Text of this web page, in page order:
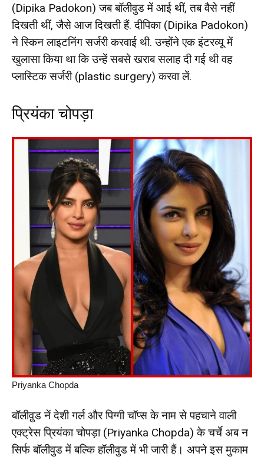
(Dipika Padokon) जब बॉलीवुड में आई थीं, तब वैसे नहीं
दिखती थीं, जैसे आज दिखती हैं. दीपिका (Dipika Padokon)
ने स्किन लाइटनिंग सर्जरी करवाई थी. उन्होंने एक इंटरव्यू में
खुलासा किया था कि उन्हें सबसे खराब सलाह दी गई थी वह
प्लास्टिक सर्जरी (plastic surgery) करवा लें.
प्रियंका चोपड़ा
Priyanka Chopda
बॉलीवु़ड नें देशी गर्ल और पिग्गी चॉप्स के नाम से पहचाने वाली
एक्ट्रेस प्रियंका चोपड़ा (Priyanka Chopda) के चर्चे अब न
सिर्फ बॉलीवुड में बल्कि हॉलीवुड में भी जारी हैं। अपने इस मुकाम